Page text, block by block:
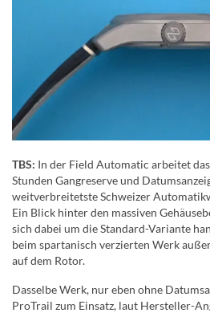
TBS: In der Field Automatic arbeitet
Stunden Gangreserve und
weitverbreitetste Schweizer
Ein Blick hinter den massiven
sich dabei um die Standard-Variante
beim spartanisch verzierten Werk
auf dem Rotor.
Dasselbe Werk, nur eben ohne
ProTrail zum Einsatz, laut Hersteller-